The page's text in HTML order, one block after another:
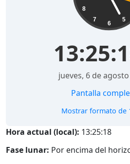
5
6
7
8
jueves, 6 de
Pantalla
Mostrar formato de
Hora actual (local): 13:25:19
Fase lunar: Por encima del